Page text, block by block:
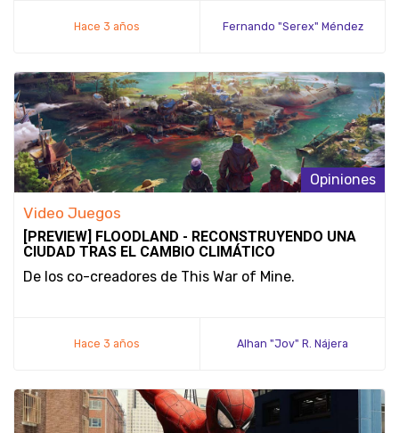
Hace 3 años Fernando "Serex" Méndez
Opiniones
Video Juegos
[PREVIEW] FLOODLAND - RECONSTRUYENDO UNA
CIUDAD TRAS EL CAMBIO CLIMÁTICO
De los co-creadores de This War of Mine.
Hace 3 años Alhan "Jov" R. Nájera